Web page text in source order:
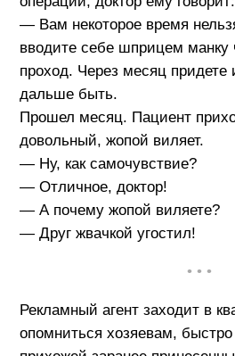
— Вам некоторое время
вводите себе шприцем манку
проход. Через месяц придете
дальше быть.
Прошел месяц. Пациент
довольный, жопой виляет.
— Ну, как самочувствие?
— Отличное, доктор!
— А почему жопой виляете?
— Друг жвачкой угостил!
• • •
Рекламный агент заходит в
опомниться хозяевам,